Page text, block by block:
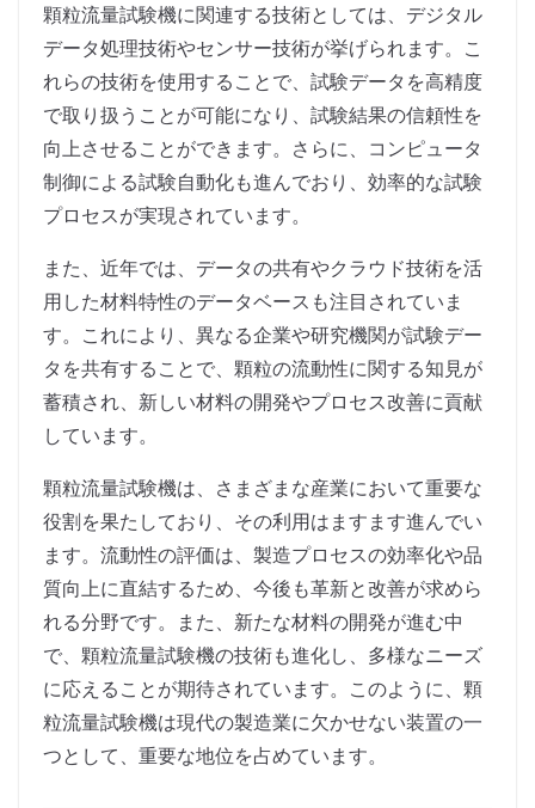
顆粒流量試験機に関連する技術としては、デジタル
データ処理技術やセンサー技術が挙げられます。こ
れらの技術を使用することで、試験データを高精度
で取り扱うことが可能になり、試験結果の信頼性を
向上させることができます。さらに、コンピュータ
制御による試験自動化も進んでおり、効率的な試験
プロセスが実現されています。
また、近年では、データの共有やクラウド技術を活
用した材料特性のデータベースも注目されていま
す。これにより、異なる企業や研究機関が試験デー
タを共有することで、顆粒の流動性に関する知見が
蓄積され、新しい材料の開発やプロセス改善に貢献
しています。
顆粒流量試験機は、さまざまな産業において重要な
役割を果たしており、その利用はますます進んでい
ます。流動性の評価は、製造プロセスの効率化や品
質向上に直結するため、今後も革新と改善が求めら
れる分野です。また、新たな材料の開発が進む中
で、顆粒流量試験機の技術も進化し、多様なニーズ
に応えることが期待されています。このように、顆
粒流量試験機は現代の製造業に欠かせない装置の一
つとして、重要な地位を占めています。